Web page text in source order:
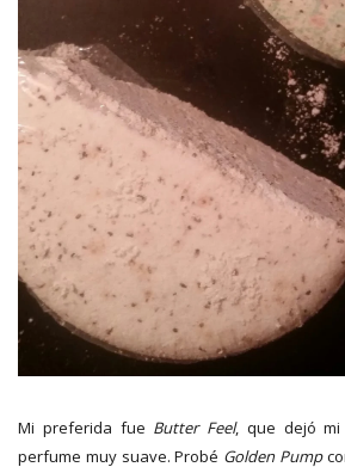
Mi preferida fue Butter Feel, que dejó
perfume muy suave. Probé Golden Pump